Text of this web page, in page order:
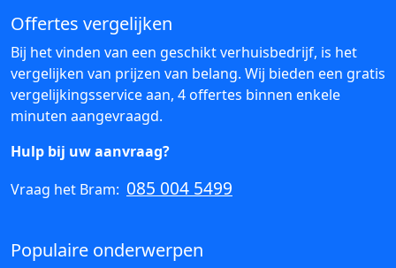
Offertes vergelijken
Bij het vinden van een geschikt verhuisbedrijf, is het
vergelijken van prijzen van belang. Wij bieden een gratis
vergelijkingsservice aan, 4 offertes binnen enkele
minuten aangevraagd.
Hulp bij uw aanvraag?
Vraag het Bram: 085 004 5499
Populaire onderwerpen